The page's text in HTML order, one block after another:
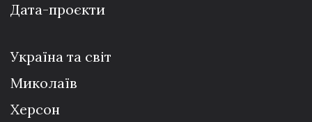
Дата-проєкти
Україна та світ
Миколаїв
Херсон